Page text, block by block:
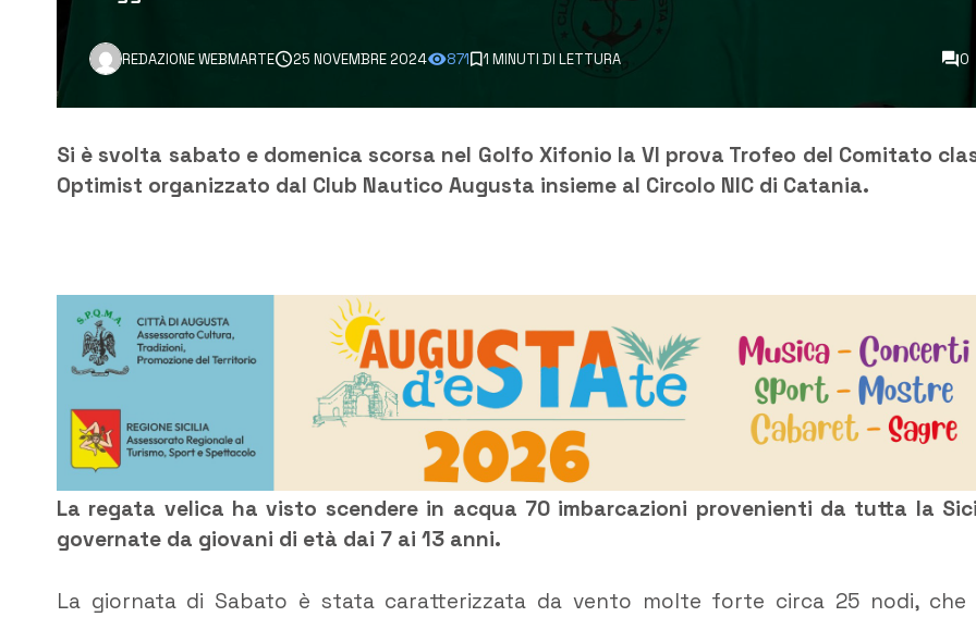
REDAZIONE WEBMARTE 25 NOVEMBRE 2024 871 1 MINUTI DI LETTURA 0
Si è svolta sabato e domenica scorsa nel Golfo Xifonio la VI prova Trofeo del Comitato
Optimist organizzato dal Club Nautico Augusta insieme al Circolo NIC di Catania.
La regata velica ha visto scendere in acqua 70 imbarcazioni provenienti da tutta la
governate da giovani di età dai 7 ai 13 anni.
La giornata di Sabato è stata caratterizzata da vento molte forte circa 25 nodi, che